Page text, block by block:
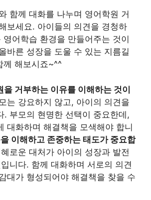
함께 대화를 나누며 영어학원 거
보세요. 아이들의 의견을 경청하
영어학습 환경을 만들어주는 것이
바른 성장을 도울 수 있는 지름길
께 해보시죠~^^
을 거부하는 이유를 이해하는 것이
는 강요하지 않고, 아이의 의견을
. 부모의 현명한 선택이 중요한데,
대화하며 해결책을 모색해야 합니
이해하고 존중하는 태도가 중요합
로운 대처가 아이의 성장과 발전
니다. 함께 대화하며 서로의 의견
대가 형성되어야 해결책을 찾을 수